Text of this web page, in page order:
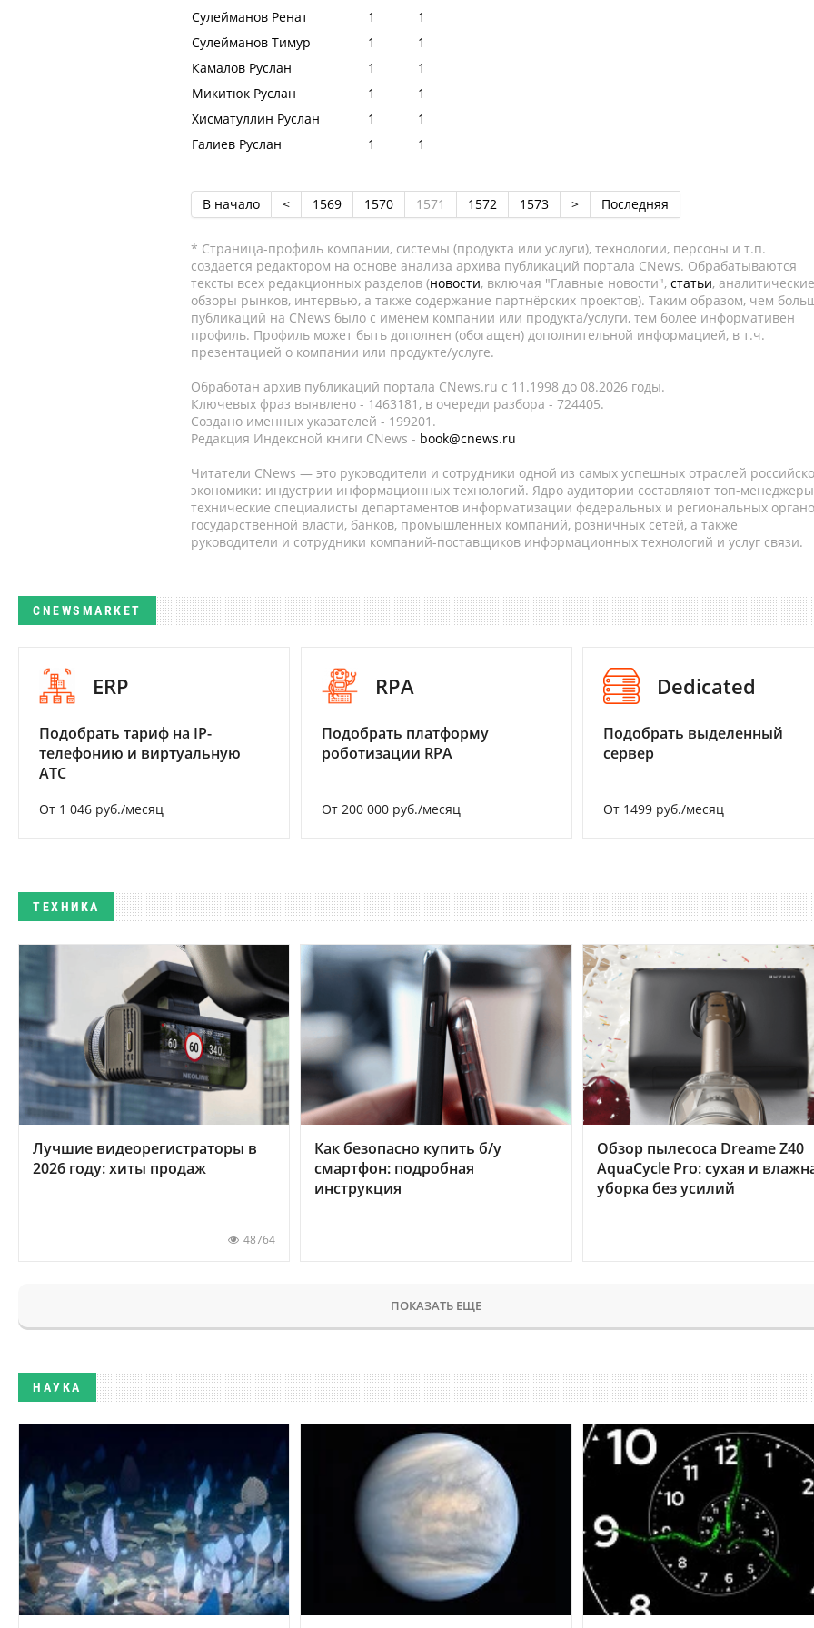
Сулейманов Ренат
1
1
Сулейманов Тимур
1
1
Камалов Руслан
1
1
Микитюк Руслан
1
1
Хисматуллин Руслан
1
1
Галиев Руслан
1 1
В начало < 1569 1570 1571 1572 1573 > Последняя
* Страница-профиль компании, системы (продукта или услуги), технологии, персоны и т.п.
создается редактором на основе анализа архива публикаций портала CNews. Обрабатываются
тексты всех редакционных разделов (новости, включая "Главные новости", статьи, аналитические
обзоры рынков, интервью, а также содержание партнёрских проектов). Таким образом, чем
публикаций на CNews было с именем компании или продукта/услуги, тем более информативен
профиль. Профиль может быть дополнен (обогащен) дополнительной информацией, в т.ч.
презентацией о компании или продукте/услуге.
Обработан архив публикаций портала CNews.ru c 11.1998 до 08.2026 годы.
Ключевых фраз выявлено - 1463181, в очереди разбора - 724405.
Создано именных указателей - 199201.
Редакция Индексной книги CNews - book@cnews.ru
Читатели CNews — это руководители и сотрудники одной из самых успешных отраслей
экономики: индустрии информационных технологий. Ядро аудитории составляют топ-
технические специалисты департаментов информатизации федеральных и региональных
государственной власти, банков, промышленных компаний, розничных сетей, а также
руководители и сотрудники компаний-поставщиков информационных технологий и услуг связи.
CNEWSMARKET
ERP
Подобрать тариф на IP-
телефонию и виртуальную
АТС
От 1 046 руб./месяц
RPA
Подобрать платформу
роботизации RPA
От 200 000 руб./месяц
Dedicated
Подобрать выделенный
сервер
От 1499 руб./месяц
ТЕХНИКА
Лучшие видеорегистраторы в
2026 году: хиты продаж
48764
Как безопасно купить б/у
смартфон: подробная
инструкция
Обзор пылесоса Dreame Z40
AquaCycle Pro: сухая и
уборка без усилий
ПОКАЗАТЬ ЕЩЕ
НАУКА